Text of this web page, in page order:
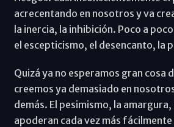
acrecentando en nosotros y va
la inercia, la inhibición. Poco a
el escepticismo, el desencanto, la
Quizá ya no esperamos gran cosa
creemos ya demasiado en
demás. El pesimismo, la
apoderan cada vez más